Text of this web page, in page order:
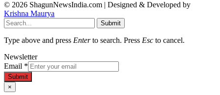
© 2026 ShagunNewsIndia.com | Designed & Developed by
Krishna Maurya
Submit
Type above and press Enterto search. Press Esc to cancel.
Newsletter
Email *
Submit
×